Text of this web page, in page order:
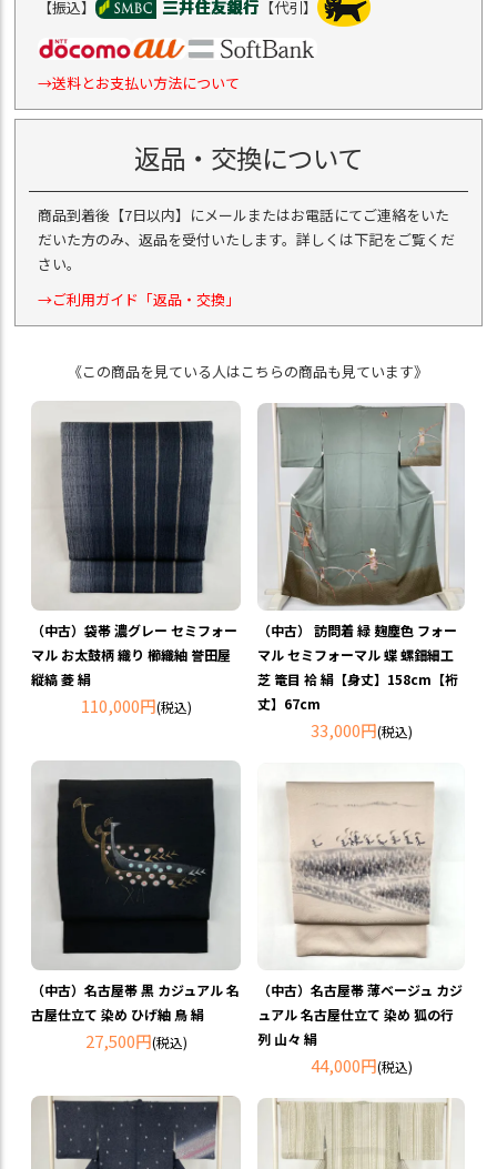
【振込】 【代引】
→送料とお支払い方法について
返品・交換について
商品到着後【7日以内】にメールまたはお電話にてご連絡をいた
だいた方のみ、返品を受付いたします。詳しくは下記をご覧くだ
さい。
→ご利用ガイド「返品・交換」
《この商品を見ている人はこちらの商品も見ています》
（中古）袋帯 濃グレー セミフォー
マル お太鼓柄 織り 櫛織紬 誉田屋
縦縞 菱 絹
110,000円(税込)
（中古） 訪問着 緑 麹塵色 フォー
マル セミフォーマル 蝶 螺鈿細工
芝 篭目 袷 絹【身丈】158cm【裄
丈】67cm
33,000円(税込)
（中古）名古屋帯 黒 カジュアル 名
古屋仕立て 染め ひげ紬 鳥 絹
27,500円(税込)
（中古）名古屋帯 薄ベージュ カジ
ュアル 名古屋仕立て 染め 狐の行
列 山々 絹
44,000円(税込)